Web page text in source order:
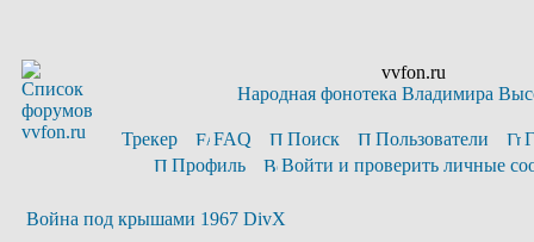
vvfon.ru
Народная фонотека Владимира
Трекер FAQ Поиск Пользователи
Профиль
Войти и проверить личные
Война под крышами 1967 DivX